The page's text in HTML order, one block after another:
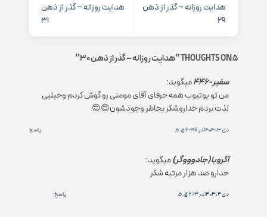
هدایت روزانه – گذر از ذهن
29
هدایت روزانه – گذر از ذهن
31
5 THOUGHTS ON “ هدایت روزانه – گذر از ذهن 30
”
سفیر-446
میگوید:
من تو یوتیوب همه حرفای آقای مومنی رو گوش کردم وخیلیی
لذت بردم خداروشکر بخاطر وجودشون😍😍
دی 3, 1404 در 6:37 ق.ظ پاسخ
آگروبا (جادوووگر)میگوید:
خدارو صد هزار مرتبه شکر
دی 4, 1404 در 6:13 ق.ظ پاسخ